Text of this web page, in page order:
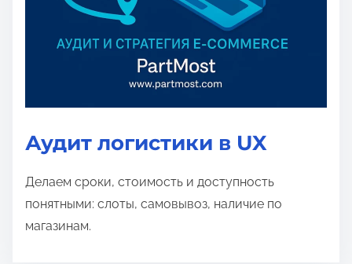
Аудит логистики в UX
Делаем сроки, стоимость и доступность
понятными: слоты, самовывоз, наличие по
магазинам.